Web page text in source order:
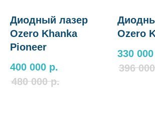
Диодный лазер
Ozero Khanka
Pioneer
400 000 р.
480 000 р.
Ozero
330 000
396 000